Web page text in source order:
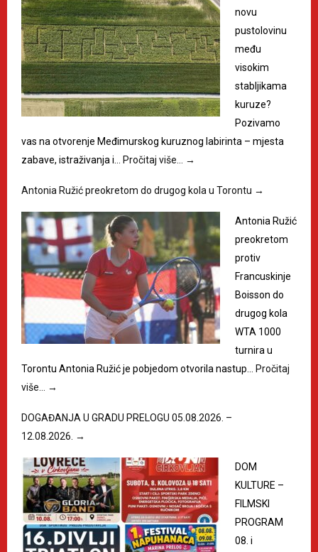
novu
pustolovinu
među
visokim
stabljikama
kuruze?
Pozivamo
vas na otvorenje Međimurskog kuruznog labirinta – mjesta
zabave, istraživanja i…
Pročitaj više… →
Antonia Ružić preokretom do drugog kola u Torontu →
Antonia Ružić
preokretom
protiv
Francuskinje
Boisson do
drugog kola
WTA 1000
turnira u
Torontu Antonia Ružić je pobjedom otvorila nastup…
Pročitaj
više…
→
DOGAĐANJA U GRADU PRELOGU 05.08.2026. –
12.08.2026. →
DOM
KULTURE –
FILMSKI
PROGRAM
08. i